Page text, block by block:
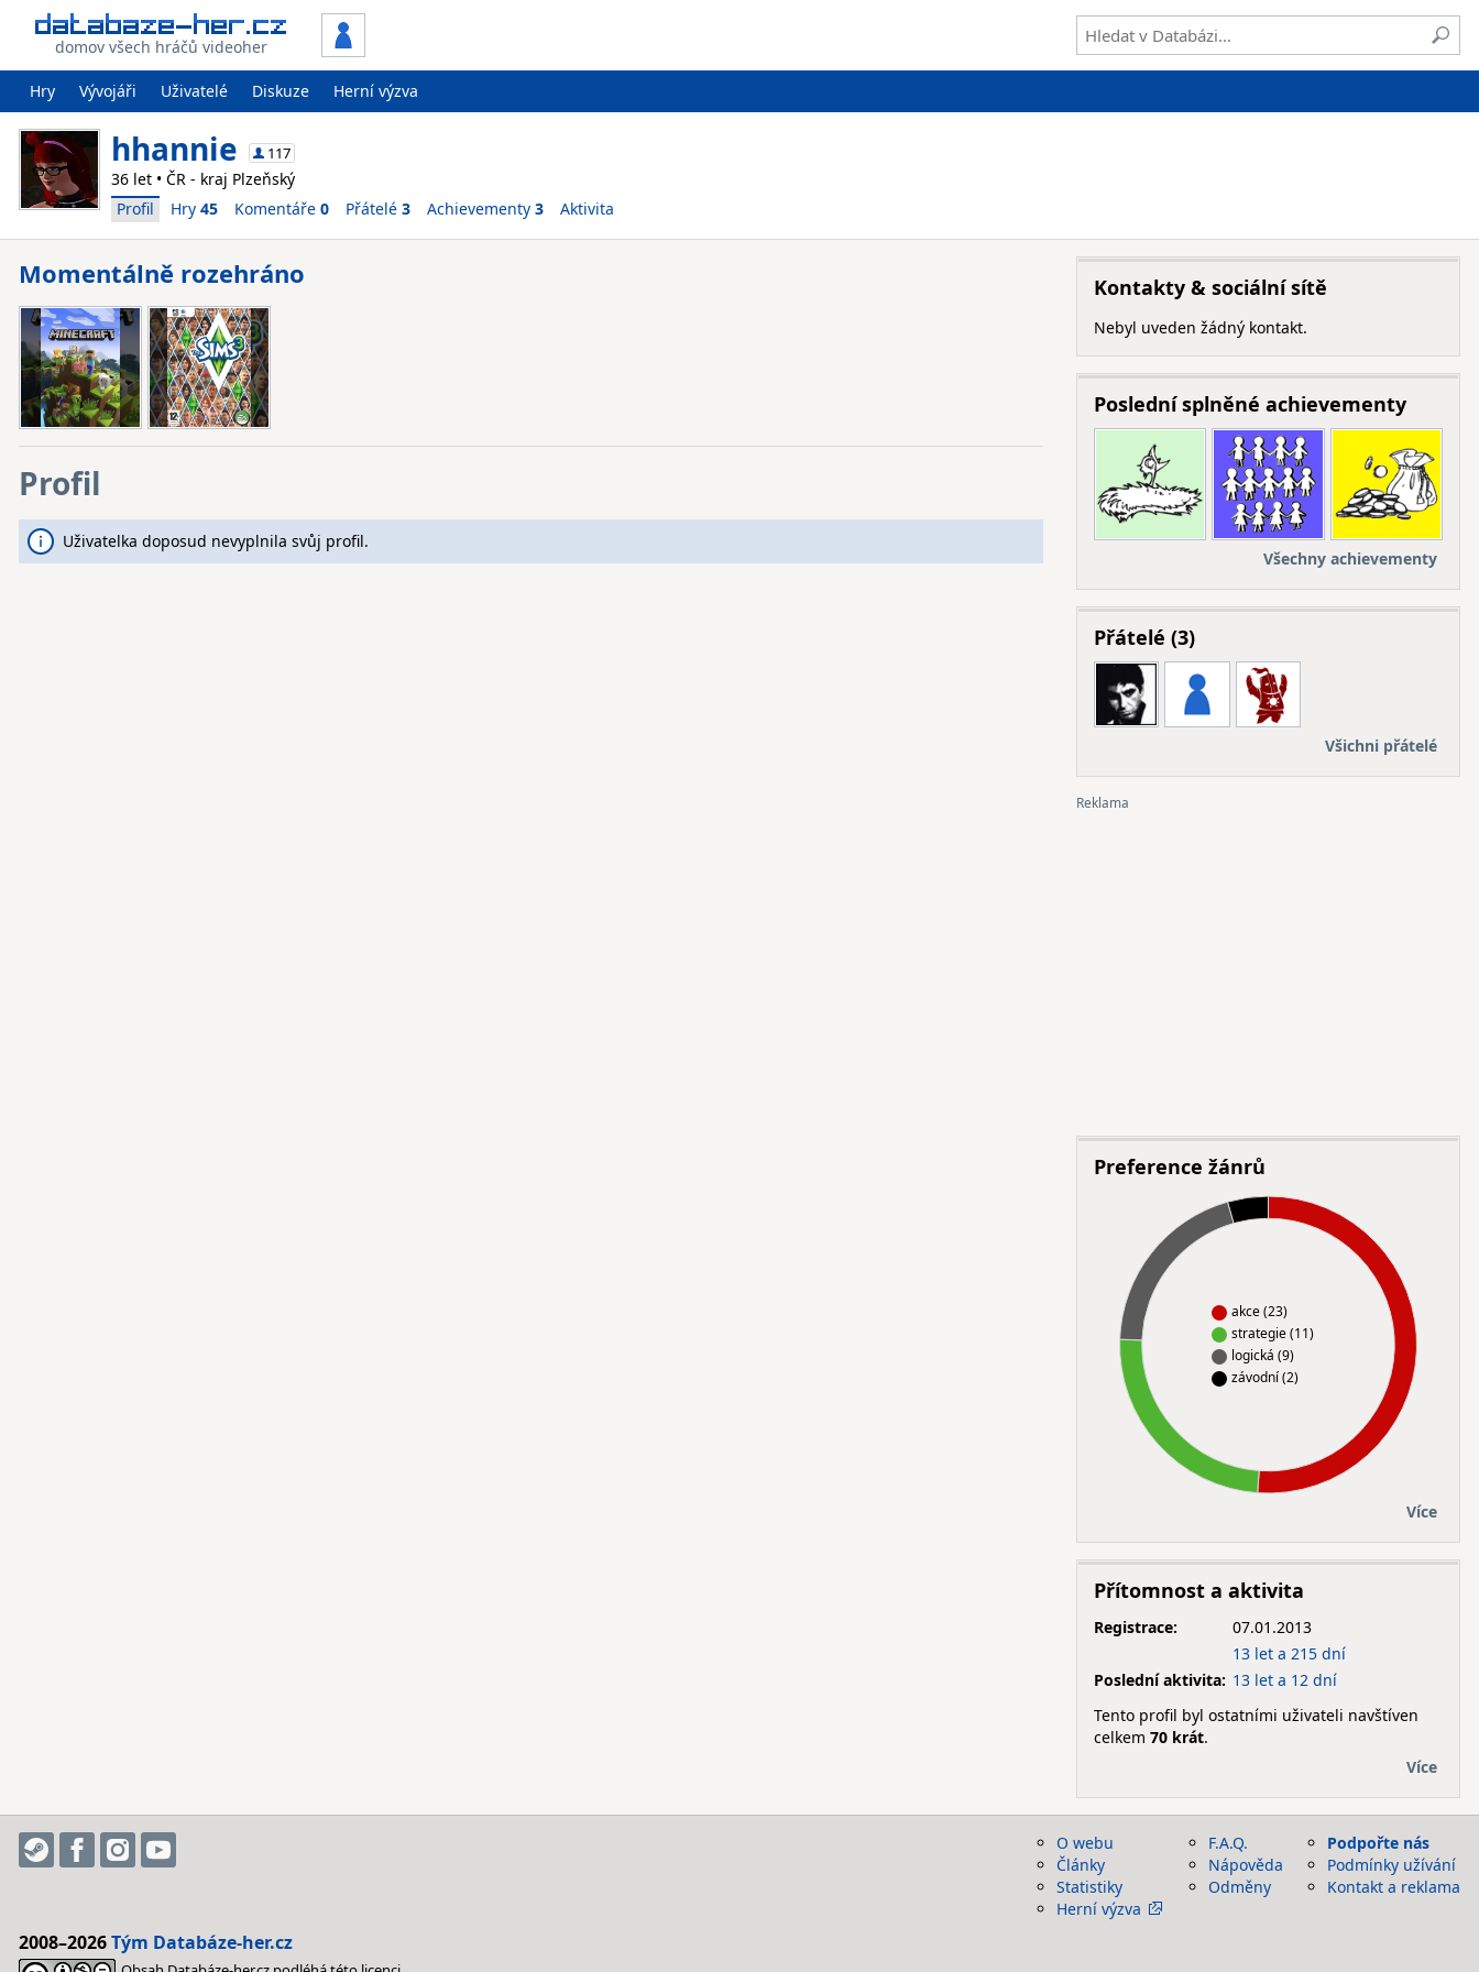
domov všech hráčů videoher
Hry Vývojáři Uživatelé Diskuze Herní výzva
hhannie 117
36 let • ČR - kraj Plzeňský
Profil
Hry 45 Komentáře 0 Přátelé 3 Achievementy 3 Aktivita
Momentálně rozehráno
Profil
Uživatelka doposud nevyplnila svůj profil.
Kontakty & sociální sítě
Nebyl uveden žádný kontakt.
Poslední splněné achievementy
Všechny achievementy
Přátelé (3)
Všichni přátelé
Preference žánrů
akce (23)
strategie (11)
logická (9)
závodní (2)
Více
Přítomnost a aktivita
Registrace:
07.01.2013
13 let a 215 dní
Poslední aktivita: 13 let a 12 dní
Tento profil byl ostatními uživateli navštíven
celkem 70 krát.
Více
O webu
Články
Statistiky
Herní výzva
F.A.Q.
Nápověda
Odměny
Podpořte nás
Podmínky užívání
Kontakt a reklama
2008–2026Tým Databáze-her.cz